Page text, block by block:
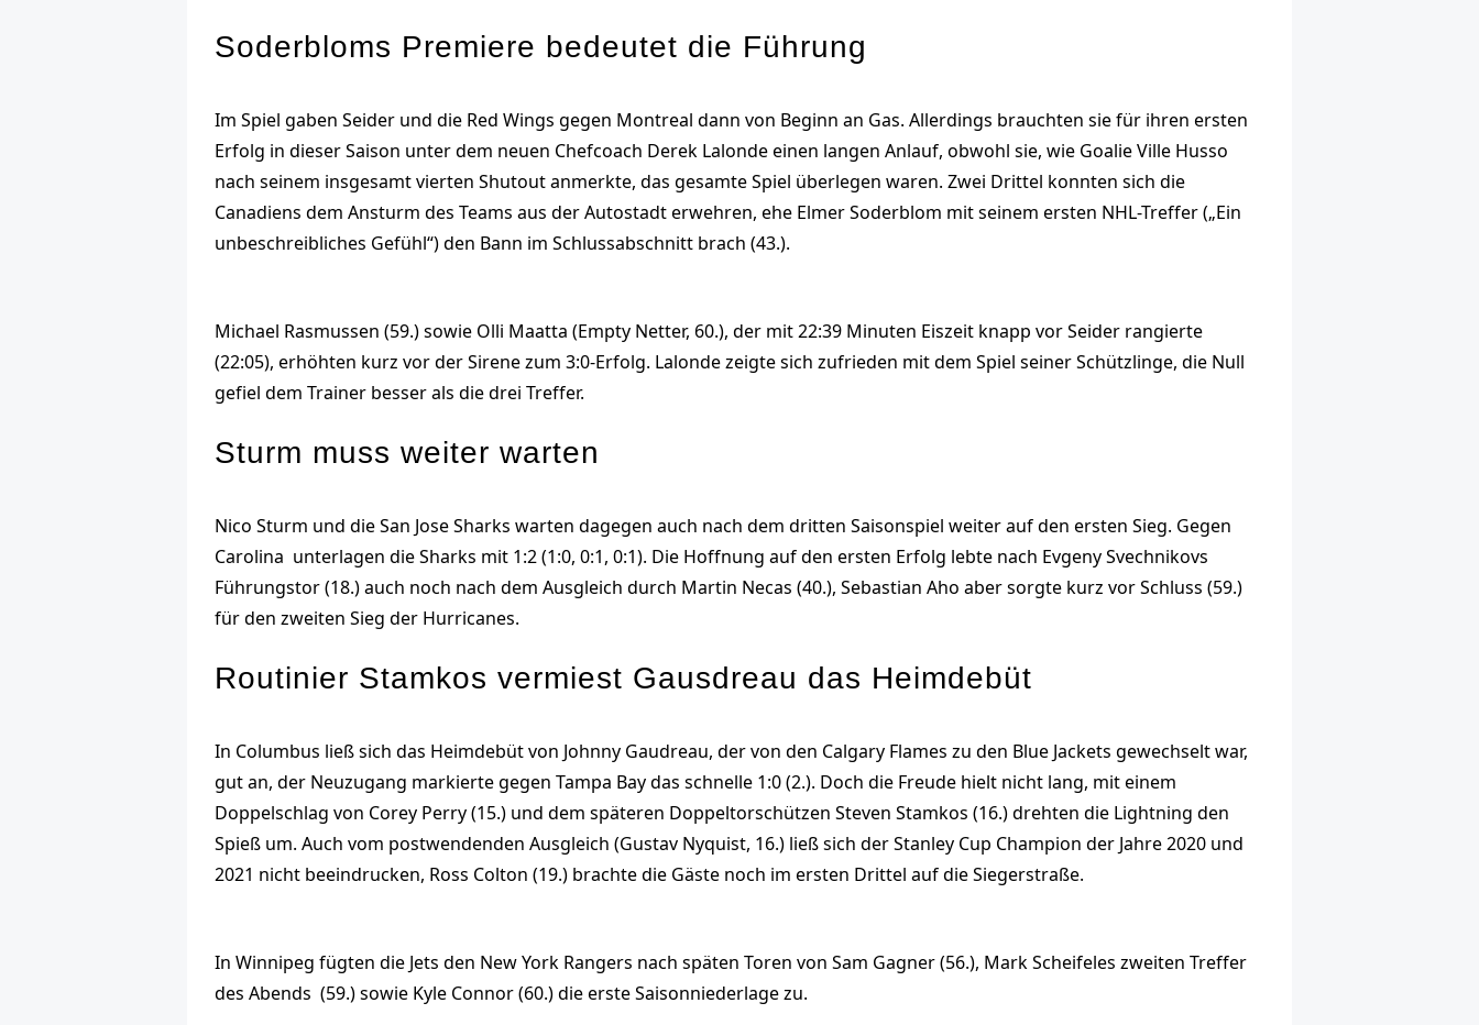
Soderbloms Premiere bedeutet die Führung
Im Spiel gaben Seider und die Red Wings gegen Montreal dann von Beginn an Gas. Allerdings brauchten sie für ihren ersten
Erfolg in dieser Saison unter dem neuen Chefcoach Derek Lalonde einen langen Anlauf, obwohl sie, wie Goalie Ville Husso
nach seinem insgesamt vierten Shutout anmerkte, das gesamte Spiel überlegen waren. Zwei Drittel konnten sich die
Canadiens dem Ansturm des Teams aus der Autostadt erwehren, ehe Elmer Soderblom mit seinem ersten NHL-Treffer („Ein
unbeschreibliches Gefühl“) den Bann im Schlussabschnitt brach (43.).
Michael Rasmussen (59.) sowie Olli Maatta (Empty Netter, 60.), der mit 22:39 Minuten Eiszeit knapp vor Seider rangierte
(22:05), erhöhten kurz vor der Sirene zum 3:0-Erfolg. Lalonde zeigte sich zufrieden mit dem Spiel seiner Schützlinge, die Null
gefiel dem Trainer besser als die drei Treffer.
Sturm muss weiter warten
Nico Sturm und die San Jose Sharks warten dagegen auch nach dem dritten Saisonspiel weiter auf den ersten Sieg. Gegen
Carolina unterlagen die Sharks mit 1:2 (1:0, 0:1, 0:1). Die Hoffnung auf den ersten Erfolg lebte nach Evgeny Svechnikovs
Führungstor (18.) auch noch nach dem Ausgleich durch Martin Necas (40.), Sebastian Aho aber sorgte kurz vor Schluss (59.)
für den zweiten Sieg der Hurricanes.
Routinier Stamkos vermiest Gausdreau das Heimdebüt
In Columbus ließ sich das Heimdebüt von Johnny Gaudreau, der von den Calgary Flames zu den Blue Jackets gewechselt war,
gut an, der Neuzugang markierte gegen Tampa Bay das schnelle 1:0 (2.). Doch die Freude hielt nicht lang, mit einem
Doppelschlag von Corey Perry (15.) und dem späteren Doppeltorschützen Steven Stamkos (16.) drehten die Lightning den
Spieß um. Auch vom postwendenden Ausgleich (Gustav Nyquist, 16.) ließ sich der Stanley Cup Champion der Jahre 2020 und
2021 nicht beeindrucken, Ross Colton (19.) brachte die Gäste noch im ersten Drittel auf die Siegerstraße.
In Winnipeg fügten die Jets den New York Rangers nach späten Toren von Sam Gagner (56.), Mark Scheifeles zweiten Treffer
des Abends (59.) sowie Kyle Connor (60.) die erste Saisonniederlage zu.